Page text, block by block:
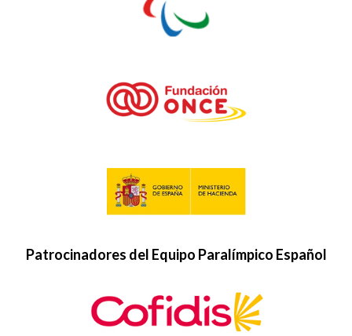
Patrocinadores del Equipo Paralímpico Español